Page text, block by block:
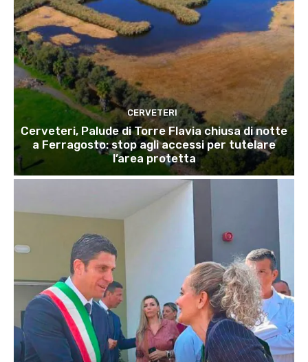
CERVETERI
Cerveteri, Palude di Torre Flavia chiusa di notte
a Ferragosto: stop agli accessi per tutelare
l’area protetta